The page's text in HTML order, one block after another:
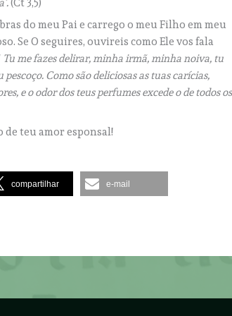
do meu Pai e carrego o meu Filho em meu
Se O seguires, ouvireis como Ele vos fala
Tu me fazes delirar, minha irmã, minha noiva, tu
Como são deliciosas as tuas carícias,
e o odor dos teus perfumes excede o de todos os
teu amor esponsal!
compartilhar e-mail